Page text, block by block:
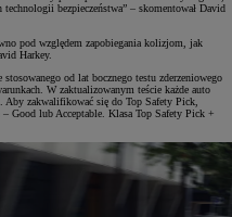
bezpieczeństwa” – skomentował David
pod względem zapobiegania kolizjom, jak
Harkey.
od lat bocznego testu zderzeniowego
W zaktualizowanym teście każde auto
Aby zakwalifikować się do Top Safety Pick,
Good lub Acceptable. Klasa Top Safety Pick +